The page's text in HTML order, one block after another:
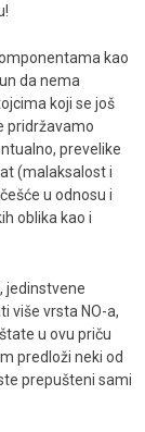
kao
da nema
koji se još
pridržavamo
prevelike
(malaksalost i
u odnosu i
oblika kao i
jedinstvene
više vrsta NO-a,
u ovu priču
predloži neki od
prepušteni sami